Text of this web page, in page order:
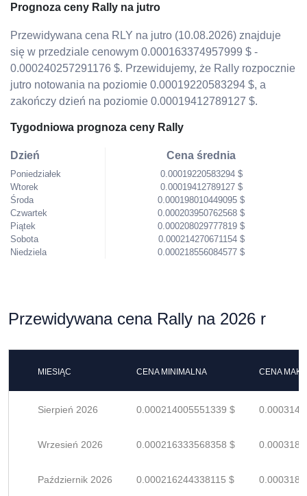
Prognoza ceny Rally na jutro
Przewidywana cena RLY na jutro (10.08.2026) znajduje
się w przedziale cenowym 0.000163374957999 $ -
0.000240257291176 $. Przewidujemy, że Rally rozpocznie
jutro notowania na poziomie 0.00019220583294 $, a
zakończy dzień na poziomie 0.00019412789127 $.
Tygodniowa prognoza ceny Rally
Dzień
Poniedziałek
Wtorek
Środa
Czwartek
Piątek
Sobota
Niedziela
Cena średnia
0.00019220583294 $
0.00019412789127 $
0.000198010449095 $
0.000203950762568 $
0.000208029777819 $
0.000214270671154 $
0.000218556084577 $
Przewidywana cena Rally na 2026 r
MIESIĄC CENA MINIMALNA CENA
Sierpień 2026 0.000214005551339 $
Wrzesień 2026 0.000216333568358 $
Październik 2026 0.000216244338115 $